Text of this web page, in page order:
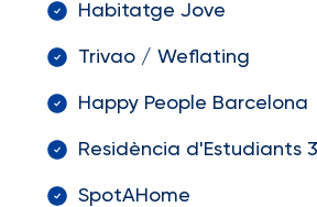
Habitatge Jove
Trivao / Weflating
Happy People Barcelona
Residència d'Estudiants
SpotAHome